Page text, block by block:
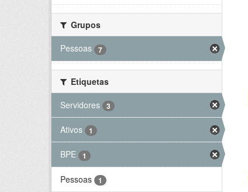
Grupos
Pessoas
7
Etiquetas
Servidores
3
Ativos 1
BPE 1
Pessoas 1